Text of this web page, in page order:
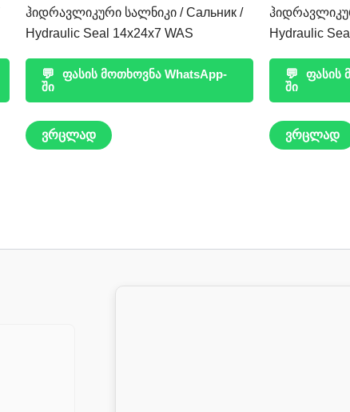
ჰიდრავლიკური სალნიკი / Сальник /
Hydraulic Seal 14x24x7 WAS
💬
ფასის მოთხოვნა WhatsApp-
ში
ვრცლად
Hydraulic
💬
ფასის
ში
ვრცლად